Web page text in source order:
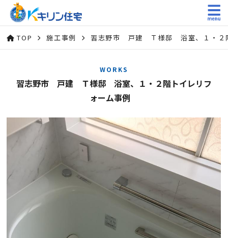
TOP 施工事例 習志野市 戸建 Ｔ様邸 浴室、１・２
WORKS
習志野市 戸建 Ｔ様邸 浴室、１・２階トイレリフ
ォーム事例